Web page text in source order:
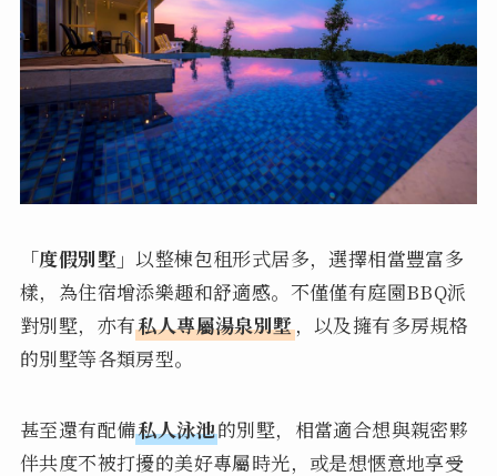
「度假別墅」以整棟包租形式居多，選擇相當豐富多
樣，為住宿增添樂趣和舒適感。不僅僅有庭園BBQ派
對別墅，亦有私人專屬湯泉別墅，以及擁有多房規格
的別墅等各類房型。
甚至還有配備私人泳池的別墅，相當適合想與親密夥
伴共度不被打擾的美好專屬時光，或是想愜意地享受